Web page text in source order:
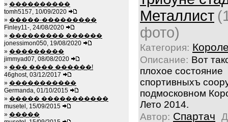
» ����������
tomh5157, 10/09/2020
» �����-���������
Finley11-, 24/08/2020
» ��������� ������
jonessimon050, 19/08/2020
» ���������
jimmyad07, 08/08/2020
» ��� ���� ������!
46ghost, 03/12/2017
» �����������
Germanda, 01/10/2015
» ����� �����������
musetel, 15/09/2015
» �����
Металлист
фото)
Категория:
Описание: Вот
плохое состояние
спортивныхъ
подмосковном
Лето 2014.
Автор: Спартач